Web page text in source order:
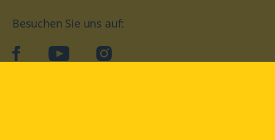
Besuchen Sie uns auf:
facebookYouTube Instagram